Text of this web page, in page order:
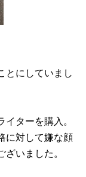
とにしていまし
ターを購入。
に対して嫌な顔
いました。